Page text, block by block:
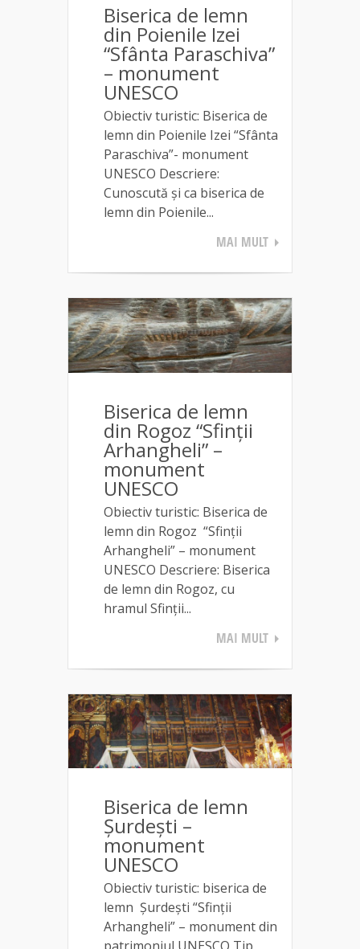
Biserica de lemn
din Poienile Izei
“Sfânta Paraschiva”
– monument
UNESCO
Obiectiv turistic: Biserica de
lemn din Poienile Izei “Sfânta
Paraschiva”- monument
UNESCO Descriere:
Cunoscută și ca biserica de
lemn din Poienile...
MAI MULT
Biserica de lemn
din Rogoz “Sfinții
Arhangheli” –
monument
UNESCO
Obiectiv turistic: Biserica de
lemn din Rogoz “Sfinții
Arhangheli” – monument
UNESCO Descriere: Biserica
de lemn din Rogoz, cu
hramul Sfinții...
MAI MULT
Biserica de lemn
Șurdești –
monument
UNESCO
Obiectiv turistic: biserica de
lemn Șurdești “Sfinții
Arhangheli” – monument din